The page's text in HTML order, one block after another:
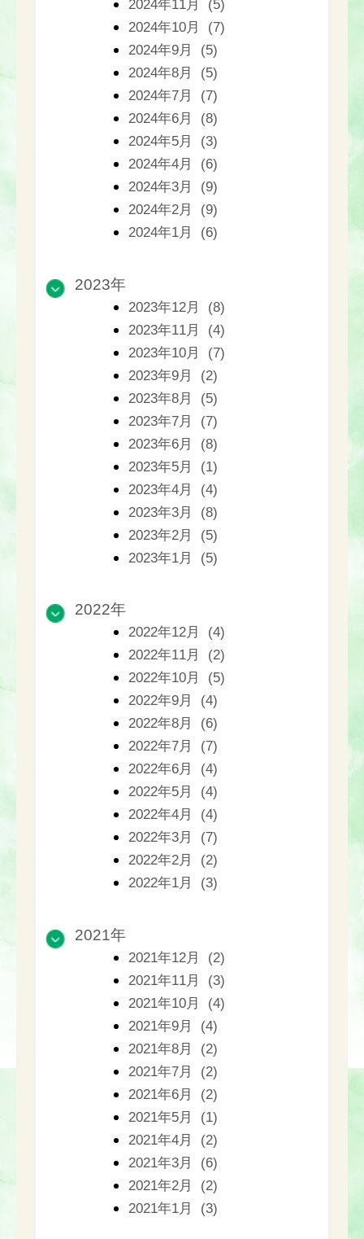
2024年11月 (5)
2024年10月 (7)
2024年9月 (5)
2024年8月 (5)
2024年7月 (7)
2024年6月 (8)
2024年5月 (3)
2024年4月 (6)
2024年3月 (9)
2024年2月 (9)
2024年1月 (6)
2023年
2023年12月 (8)
2023年11月 (4)
2023年10月 (7)
2023年9月 (2)
2023年8月 (5)
2023年7月 (7)
2023年6月 (8)
2023年5月 (1)
2023年4月 (4)
2023年3月 (8)
2023年2月 (5)
2023年1月 (5)
2022年
2022年12月 (4)
2022年11月 (2)
2022年10月 (5)
2022年9月 (4)
2022年8月 (6)
2022年7月 (7)
2022年6月 (4)
2022年5月 (4)
2022年4月 (4)
2022年3月 (7)
2022年2月 (2)
2022年1月 (3)
2021年
2021年12月 (2)
2021年11月 (3)
2021年10月 (4)
2021年9月 (4)
2021年8月 (2)
2021年7月 (2)
2021年6月 (2)
2021年5月 (1)
2021年4月 (2)
2021年3月 (6)
2021年2月 (2)
2021年1月 (3)